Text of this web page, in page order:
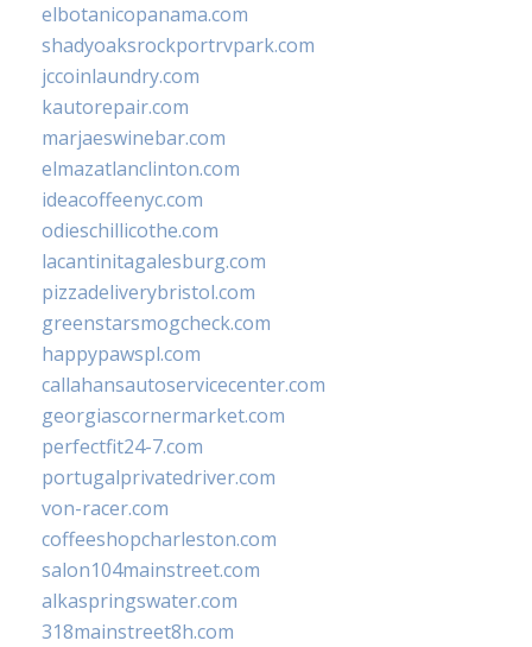
elbotanicopanama.com
shadyoaksrockportrvpark.com
jccoinlaundry.com
kautorepair.com
marjaeswinebar.com
elmazatlanclinton.com
ideacoffeenyc.com
odieschillicothe.com
lacantinitagalesburg.com
pizzadeliverybristol.com
greenstarsmogcheck.com
happypawspl.com
callahansautoservicecenter.com
georgiascornermarket.com
perfectfit24-7.com
portugalprivatedriver.com
von-racer.com
coffeeshopcharleston.com
salon104mainstreet.com
alkaspringswater.com
318mainstreet8h.com